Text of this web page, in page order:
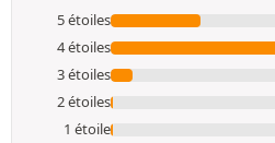
5 étoiles
4 étoiles
3 étoiles
2 étoiles
1 étoile